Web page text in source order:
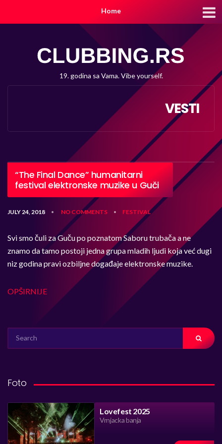
Home
19. godina sa Vama. Vibe yourself.
VESTI
“The Final Dance” humanitarni
festival elektronske muzike u Guči
JULY 24, 2018 • NO COMMENTS • FESTIVAL
Svi smo čuli za Guču po poznatom Saboru trubača a ne
znamo da tamo postoji jedna grupa mladih ljudi koja već dugi
niz godina pravi ozbiljne događaje elektronske muzike.
OPŠIRNIJE
FOR:
Foto
Lovefest 2025
Vrnjacka banja